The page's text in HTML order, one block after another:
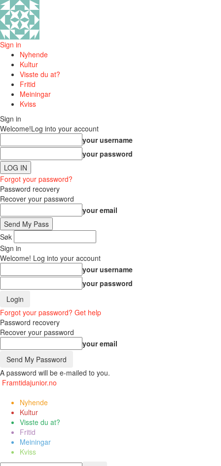
Sign in
Nyhende
Kultur
Visste du at?
Fritid
Meiningar
Kviss
Sign in
Welcome!Log into your account
your username
your password
Forgot your password?
Password recovery
Recover your password
your email
Søk
Sign in
Welcome! Log into your account
your username
your password
Forgot your password? Get help
Password recovery
Recover your password
your email
A password will be e-mailed to you.
Framtidajunior.no
Nyhende
Kultur
Visste du at?
Fritid
Meiningar
Kviss